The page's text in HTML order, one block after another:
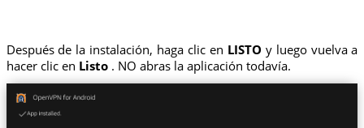
Después de la instalación, haga clic en LISTO y luego vuelva a
hacer clic en Listo. NO abras la aplicación todavía.